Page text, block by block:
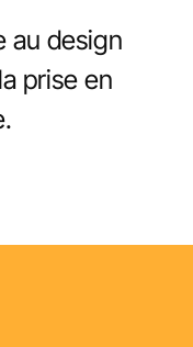
au design
prise en